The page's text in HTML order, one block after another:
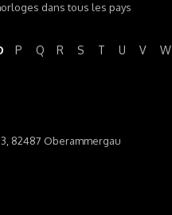
dans tous les pays
P Q R S T U V W
82487 Oberammergau